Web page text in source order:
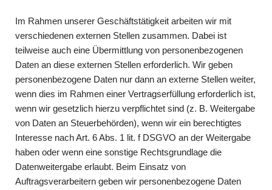
Im Rahmen unserer Geschäftstätigkeit arbeiten wir mit
verschiedenen externen Stellen zusammen. Dabei ist
teilweise auch eine Übermittlung von personenbezogenen
Daten an diese externen Stellen erforderlich. Wir geben
personenbezogene Daten nur dann an externe Stellen weiter,
wenn dies im Rahmen einer Vertragserfüllung erforderlich ist,
wenn wir gesetzlich hierzu verpflichtet sind (z. B. Weitergabe
von Daten an Steuerbehörden), wenn wir ein berechtigtes
Interesse nach Art. 6 Abs. 1 lit. f DSGVO an der Weitergabe
haben oder wenn eine sonstige Rechtsgrundlage die
Datenweitergabe erlaubt. Beim Einsatz von
Auftragsverarbeitern geben wir personenbezogene Daten